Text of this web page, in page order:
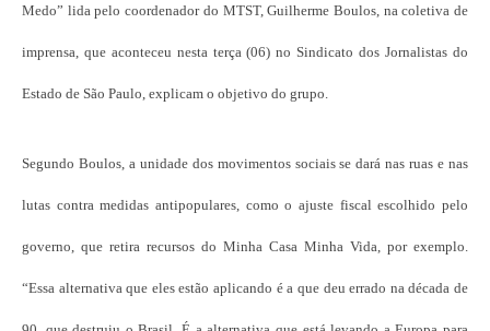
Medo” lida pelo coordenador do MTST, Guilherme Boulos, na coletiva de
imprensa, que aconteceu nesta terça (06) no Sindicato dos Jornalistas do
Estado de São Paulo, explicam o objetivo do grupo.
Segundo Boulos, a unidade dos movimentos sociais se dará nas ruas e nas
lutas contra medidas antipopulares, como o ajuste fiscal escolhido pelo
governo, que retira recursos do Minha Casa Minha Vida, por exemplo.
“Essa alternativa que eles estão aplicando é a que deu errado na década de